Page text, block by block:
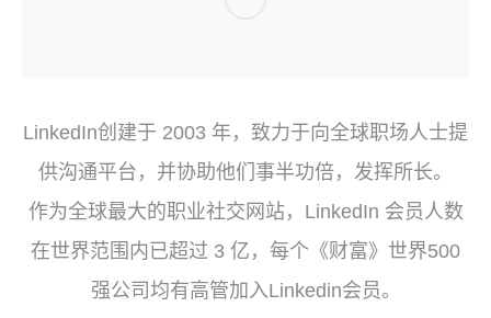
LinkedIn创建于 2003 年，致力于向全球职场人士提
供沟通平台，并协助他们事半功倍，发挥所长。
作为全球最大的职业社交网站，LinkedIn 会员人数
在世界范围内已超过 3 亿，每个《财富》世界500
强公司均有高管加入Linkedin会员。